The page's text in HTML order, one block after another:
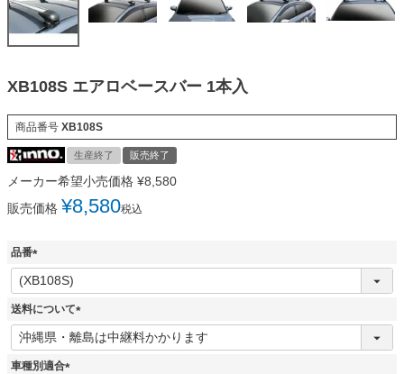
XB108S エアロベースバー 1本入
商品番号 XB108S
生産終了 販売終了
メーカー希望小売価格 ¥8,580
販売価格 ¥8,580税込
品番
(
必
須
送料について
(
必
車種別適合